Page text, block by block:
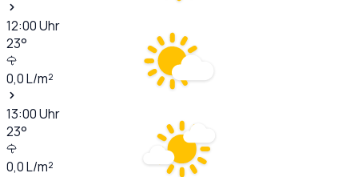
12:00Uhr
23°
0,0L/m²
13:00Uhr
23°
0,0L/m²